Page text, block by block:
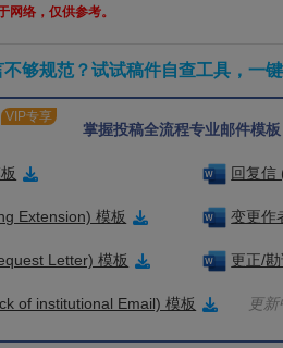
网络，仅供参考。
够规范？试试稿件自查工具，一
VIP专享
掌握投稿全流程专业邮件模
回复信
Extension) 模板 变更作
Letter) 模板 更正/
of institutional Email) 模板 更